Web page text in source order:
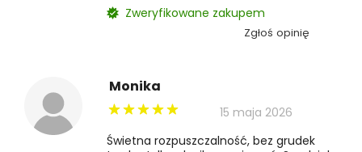
Zweryfikowane zakupem
Zgłoś opinię
Monika
15 maja 2026
Świetna rozpuszczalność, bez grudek